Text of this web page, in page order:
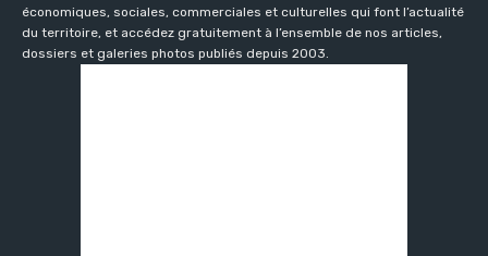
économiques, sociales, commerciales et culturelles qui font l’actualité
du territoire, et accédez gratuitement à l’ensemble de nos articles,
dossiers et galeries photos publiés depuis 2003.